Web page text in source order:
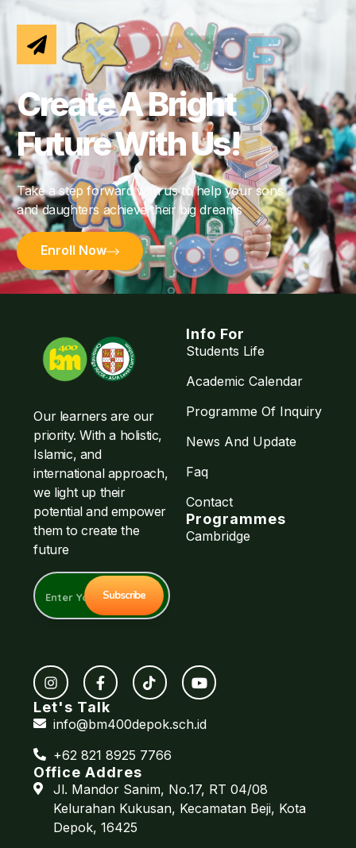
Create A Bright
Future With Us!
Take a step forward with us to help your sons
and daughters achieve their big dreams
Enroll Now
Our learners are our
priority. With a holistic,
Islamic, and
international approach,
we light up their
potential and empower
them to create the
future
Info For
Students Life
Academic Calendar
Programme Of Inquiry
News And Update
Faq
Contact
Programmes
Cambridge
Let's Talk
info@bm400depok.sch.id
+62 821 8925 7766
Office Addres
Jl. Mandor Sanim, No.17, RT 04/08
Kelurahan Kukusan, Kecamatan Beji, Kota
Depok, 16425